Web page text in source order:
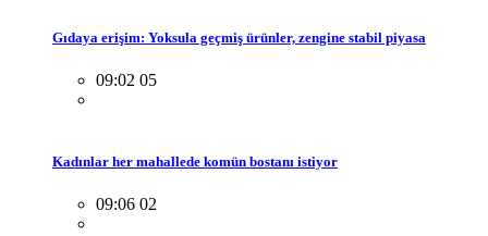
Gıdaya erişim: Yoksula geçmiş ürünler, zengine stabil piyasa
09:02 05
Kadınlar her mahallede komün bostanı istiyor
09:06 02